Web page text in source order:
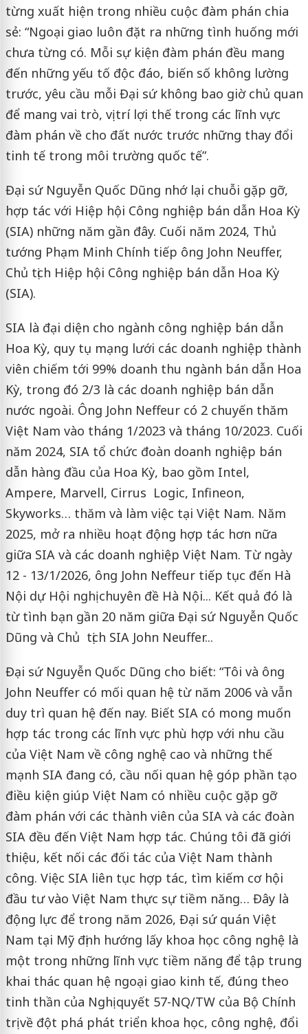
từng xuất hiện trong nhiều cuộc đàm phán chia
sẻ: “Ngoại giao luôn đặt ra những tình huống mới
chưa từng có. Mỗi sự kiện đàm phán đều mang
đến những yếu tố độc đáo, biến số không lường
trước, yêu cầu mỗi Đại sứ không bao giờ chủ quan
để mang vai trò, vị trí lợi thế trong các lĩnh vực
đàm phán về cho đất nước trước những thay đổi
tinh tế trong môi trường quốc tế”.
Đại sứ Nguyễn Quốc Dũng nhớ lại chuỗi gặp gỡ,
hợp tác với Hiệp hội Công nghiệp bán dẫn Hoa Kỳ
(SIA) những năm gần đây. Cuối năm 2024, Thủ
tướng Phạm Minh Chính tiếp ông John Neuffer,
Chủ tịch Hiệp hội Công nghiệp bán dẫn Hoa Kỳ
(SIA).
SIA là đại diện cho ngành công nghiệp bán dẫn
Hoa Kỳ, quy tụ mạng lưới các doanh nghiệp thành
viên chiếm tới 99% doanh thu ngành bán dẫn Hoa
Kỳ, trong đó 2/3 là các doanh nghiệp bán dẫn
nước ngoài. Ông John Neffeur có 2 chuyến thăm
Việt Nam vào tháng 1/2023 và tháng 10/2023. Cuối
năm 2024, SIA tổ chức đoàn doanh nghiệp bán
dẫn hàng đầu của Hoa Kỳ, bao gồm Intel,
Ampere, Marvell, Cirrus Logic, Infineon,
Skyworks… thăm và làm việc tại Việt Nam. Năm
2025, mở ra nhiều hoạt động hợp tác hơn nữa
giữa SIA và các doanh nghiệp Việt Nam. Từ ngày
12 - 13/1/2026, ông John Neffeur tiếp tục đến Hà
Nội dự Hội nghị chuyên đề Hà Nội... Kết quả đó là
từ tình bạn gần 20 năm giữa Đại sứ Nguyễn Quốc
Dũng và Chủ tịch SIA John Neuffer...
Đại sứ Nguyễn Quốc Dũng cho biết: “Tôi và ông
John Neuffer có mối quan hệ từ năm 2006 và vẫn
duy trì quan hệ đến nay. Biết SIA có mong muốn
hợp tác trong các lĩnh vực phù hợp với nhu cầu
của Việt Nam về công nghệ cao và những thế
mạnh SIA đang có, cầu nối quan hệ góp phần tạo
điều kiện giúp Việt Nam có nhiều cuộc gặp gỡ
đàm phán với các thành viên của SIA và các đoàn
SIA đều đến Việt Nam hợp tác. Chúng tôi đã giới
thiệu, kết nối các đối tác của Việt Nam thành
công. Việc SIA liên tục hợp tác, tìm kiếm cơ hội
đầu tư vào Việt Nam thực sự tiềm năng… Đây là
động lực để trong năm 2026, Đại sứ quán Việt
Nam tại Mỹ định hướng lấy khoa học công nghệ là
một trong những lĩnh vực tiềm năng để tập trung
khai thác quan hệ ngoại giao kinh tế, đúng theo
tinh thần của Nghị quyết 57-NQ/TW của Bộ Chính
trị về đột phá phát triển khoa học, công nghệ, đổi